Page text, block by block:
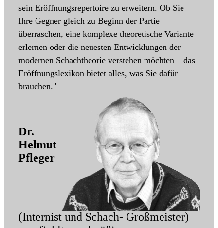
sein Eröffnungsrepertoire zu erweitern. Ob Sie
Ihre Gegner gleich zu Beginn der Partie
überraschen, eine komplexe theoretische Variante
erlernen oder die neuesten Entwicklungen der
modernen Schachtheorie verstehen möchten – das
Eröffnungslexikon bietet alles, was Sie dafür
brauchen."
Dr.
Helmut
Pfleger
(Internist und Schach- Großmeister)